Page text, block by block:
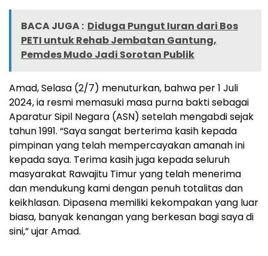
BACA JUGA : Diduga Pungut Iuran dari Bos
PETI untuk Rehab Jembatan Gantung,
Pemdes Mudo Jadi Sorotan Publik
Amad, Selasa (2/7) menuturkan, bahwa per 1 Juli
2024, ia resmi memasuki masa purna bakti sebagai
Aparatur Sipil Negara (ASN) setelah mengabdi sejak
tahun 1991. “Saya sangat berterima kasih kepada
pimpinan yang telah mempercayakan amanah ini
kepada saya. Terima kasih juga kepada seluruh
masyarakat Rawajitu Timur yang telah menerima
dan mendukung kami dengan penuh totalitas dan
keikhlasan. Dipasena memiliki kekompakan yang luar
biasa, banyak kenangan yang berkesan bagi saya di
sini,” ujar Amad.